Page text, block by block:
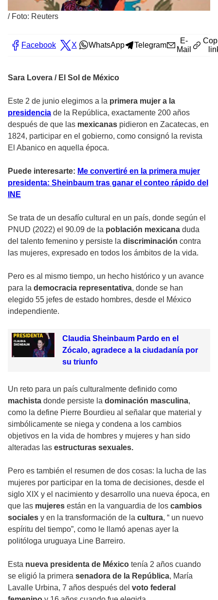
/ Foto: Reuters
Facebook X WhatsApp Telegram
E-
Mail
Sara Lovera / El Sol de México
Este 2 de junio elegimos a la primera mujer a la
presidencia de la República, exactamente 200 años
después de que las mexicanas pidieron en Zacatecas, en
1824, participar en el gobierno, como consignó la revista
El Abanico en aquella época.
Puede interesarte: Me convertiré en la primera mujer
presidenta: Sheinbaum tras ganar el conteo rápido del
INE
Se trata de un desafío cultural en un país, donde según el
PNUD (2022) el 90.09 de la población mexicana duda
del talento femenino y persiste la discriminación contra
las mujeres, expresado en todos los ámbitos de la vida.
Pero es al mismo tiempo, un hecho histórico y un avance
para la democracia representativa, donde se han
elegido 55 jefes de estado hombres, desde el México
independiente.
Claudia Sheinbaum Pardo en el
Zócalo, agradece a la ciudadanía por
su triunfo
Un reto para un país culturalmente definido como
machista donde persiste la dominación masculina,
como la define Pierre Bourdieu al señalar que material y
simbólicamente se niega y condena a los cambios
objetivos en la vida de hombres y mujeres y han sido
alteradas las estructuras sexuales.
Pero es también el resumen de dos cosas: la lucha de las
mujeres por participar en la toma de decisiones, desde el
siglo XIX y el nacimiento y desarrollo una nueva época, en
que las mujeres están en la vanguardia de los cambios
sociales y en la transformación de la cultura, “ un nuevo
espíritu del tiempo”, como le llamó apenas ayer la
politóloga uruguaya Line Barreiro.
Esta nueva presidenta de México tenía 2 años cuando
se eligió la primera senadora de la República, María
Lavalle Urbina, 7 años después del voto federal